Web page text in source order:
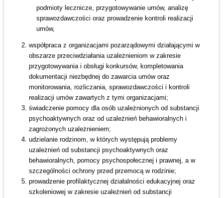
podmioty lecznicze, przygotowywanie umów, analizę
sprawozdawczości oraz prowadzenie kontroli realizacji
umów,
współpraca z organizacjami pozarządowymi działającymi w
obszarze przeciwdziałania uzależnieniom w zakresie
przygotowywania i obsługi konkursów, kompletowania
dokumentacji niezbędnej do zawarcia umów oraz
monitorowania, rozliczania, sprawozdawczości i kontroli
realizacji umów zawartych z tymi organizacjami;
świadczenie pomocy dla osób uzależnionych od substancji
psychoaktywnych oraz od uzależnień behawioralnych i
zagrożonych uzależnieniem;
udzielanie rodzinom, w których występują problemy
uzależnień od substancji psychoaktywnych oraz
behawioralnych, pomocy psychospołecznej i prawnej, a w
szczególności ochrony przed przemocą w rodzinie;
prowadzenie profilaktycznej działalności edukacyjnej oraz
szkoleniowej w zakresie uzależnień od substancji